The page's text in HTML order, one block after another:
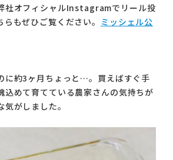
社オフィシャルInstagramでリール投
もぜひご覧ください。 ミッシェル公
に約3ヶ月ちょっと…。買えばすぐ手
込めて育てている農家さんの気持ちが
がしました。